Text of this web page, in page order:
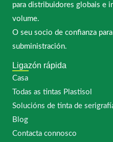
para distribuidores globais e
volume.
O seu socio de confianza
subministración.
Ligazón rápida
Casa
Todas as tintas Plastisol
Solucións de tinta de
Blog
Contacta connosco